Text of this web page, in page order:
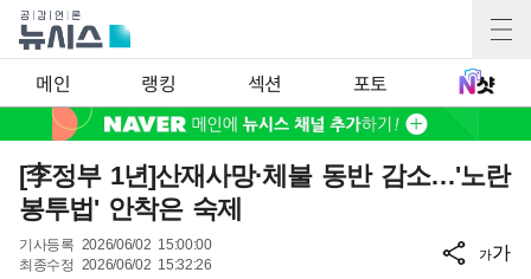
메인 랭킹 섹션 포토
[李정부 1년]산재사망·체불 동반 감소…'노란
봉투법' 안착은 숙제
기사등록 2026/06/02 15:00:00
최종수정 2026/06/02 15:32:26
가가